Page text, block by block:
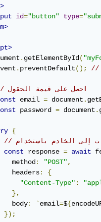
id="button" type=
. getElementById (
. preventDefault();
// احصل على قيمة الحقول
email = document .
password = document .
{
const response = await
method
: "POST",
headers
:
{
"Content-Type" :
},
body
: `email=${
});